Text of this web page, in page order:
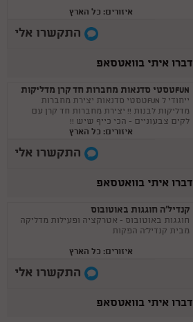
איזורים: כל הארץ
התקשרו אלי
דברו איתי בוואטסאפ
FUNטסטי סדנאות מחברות חד קרן מדליקות
ייחודי ל FUNטסטי סדנאות יצירת מחברות
מדליקות לבנות !! יצירת מחברות חד קרן עם
לקים צבעוניים - הכי כייף שיש !!
איזורים: כל הארץ
התקשרו אלי
דברו איתי בוואטסאפ
קנדיל'ה חוגגות באוטובוס
חוגגות באוטובוס - אטרקציה ופעילות מדליקה
מבית קנדיל'ה הפקות
איזורים: כל הארץ
התקשרו אלי
דברו איתי בוואטסאפ